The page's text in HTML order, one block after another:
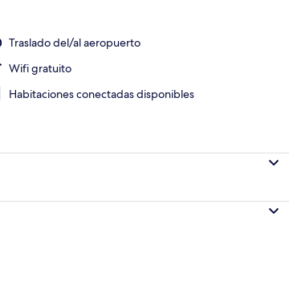
Traslado del/al aeropuerto
Wifi gratuito
Habitaciones conectadas disponibles